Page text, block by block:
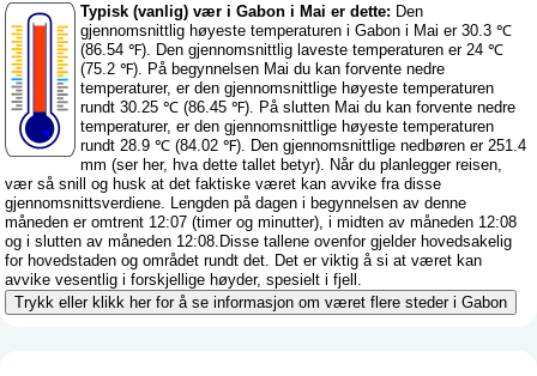
Typisk (vanlig) vær i Gabon i Mai er dette: Den
gjennomsnittlig høyeste temperaturen i Gabon i Mai er 30.3 ℃
(86.54 ℉). Den gjennomsnittlig laveste temperaturen er 24 ℃
(75.2 ℉). På begynnelsen Mai du kan forvente nedre
temperaturer, er den gjennomsnittlige høyeste temperaturen
rundt 30.25 ℃ (86.45 ℉). På slutten Mai du kan forvente nedre
temperaturer, er den gjennomsnittlige høyeste temperaturen
rundt 28.9 ℃ (84.02 ℉). Den gjennomsnittlige nedbøren er 251.4
mm (ser her, hva dette tallet betyr). Når du planlegger reisen,
vær så snill og husk at det faktiske været kan avvike fra disse
gjennomsnittsverdiene. Lengden på dagen i begynnelsen av denne
måneden er omtrent 12:07 (timer og minutter), i midten av måneden 12:08
og i slutten av måneden 12:08.Disse tallene ovenfor gjelder hovedsakelig
for hovedstaden og området rundt det. Det er viktig å si at været kan
avvike vesentlig i forskjellige høyder, spesielt i fjell.
Trykk eller klikk her for å se informasjon om været flere steder i Gabon